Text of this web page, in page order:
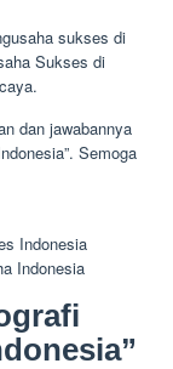
sukses di
Sukses di
dan jawabannya
Semoga
Indonesia
Indonesia